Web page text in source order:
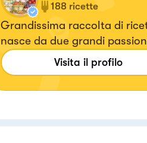
188 ricette
Grandissima raccolta di
nasce da due grandi passioni, il mondo dell'informatica, che è
Visita il profilo